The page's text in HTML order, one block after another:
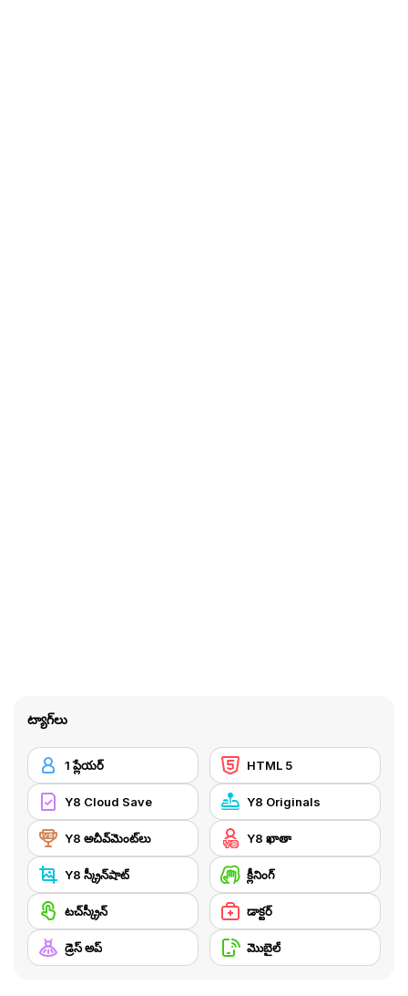
ట్యాగ్‌లు
1 ప్లేయర్ HTML 5
Y8 Cloud Save Y8 Originals
Y8 అచీవ్‌మెంట్‌లు Y8 ఖాతా
Y8 స్క్రీన్‌షాట్ క్లీనింగ్
టచ్‌స్క్రీన్ డాక్టర్
డ్రెస్ అప్ మొబైల్